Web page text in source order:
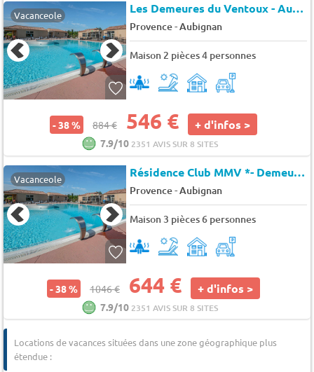
Vacanceole Les Demeures du Ventoux - Aubignan
Provence-Aubignan
Maison 2 pièces 4 personnes
- 38 % 884 € 546 € + d'infos >
7.9/10 2351 AVIS SUR 8 SITES
Vacanceole Résidence Club MMV *- Demeures du Ventoux
Provence-Aubignan
Maison 3 pièces 6 personnes
- 38 % 1046 € 644 € + d'infos >
7.9/10 2351 AVIS SUR 8 SITES
Locations de vacances situées dans une zone géographique plus
étendue :